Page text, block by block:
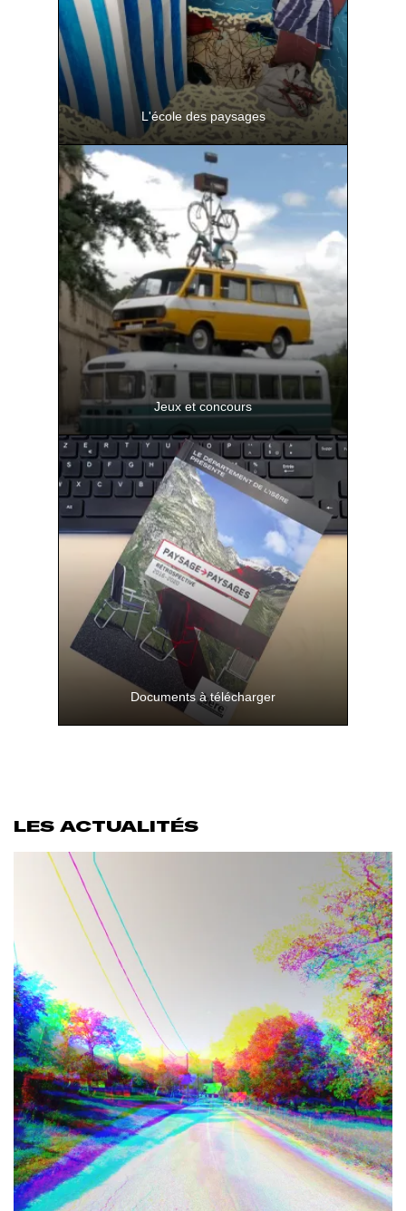
L'école des paysages
Regards des jeunes générations sur leur
environnement
Jeux et concours
Des jeux et concours pour créer et jouer
avec les paysages ont été organisés tout
au long des 4 saisons
Documents à télécharger
LES ACTUALITÉS